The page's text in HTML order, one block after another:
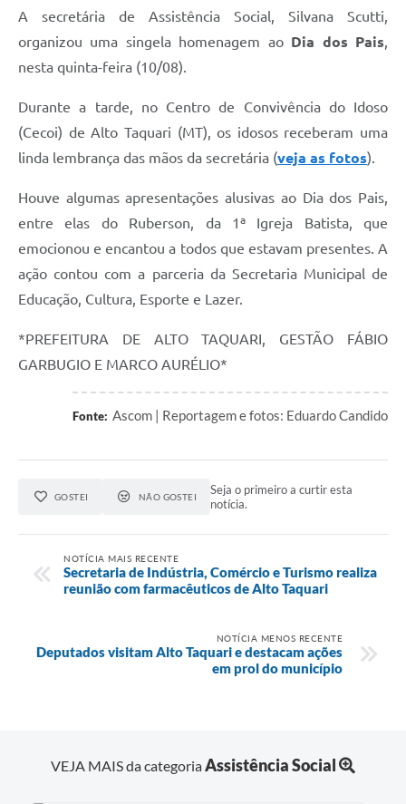
A secretária de Assistência Social, Silvana Scutti,
organizou uma singela homenagem ao Dia dos Pais,
nesta quinta-feira (10/08).
Durante a tarde, no Centro de Convivência do Idoso
(Cecoi) de Alto Taquari (MT), os idosos receberam uma
linda lembrança das mãos da secretária (veja as fotos).
Houve algumas apresentações alusivas ao Dia dos Pais,
entre elas do Ruberson, da 1ª Igreja Batista, que
emocionou e encantou a todos que estavam presentes. A
ação contou com a parceria da Secretaria Municipal de
Educação, Cultura, Esporte e Lazer.
*PREFEITURA DE ALTO TAQUARI, GESTÃO FÁBIO
GARBUGIO E MARCO AURÉLIO*
Fonte: Ascom | Reportagem e fotos: Eduardo Candido
GOSTEI NÃO GOSTEI
Seja o primeiro a curtir esta
notícia.
NOTÍCIA MAIS RECENTE
Secretaria de Indústria, Comércio e Turismo realiza
reunião com farmacêuticos de Alto Taquari
NOTÍCIA MENOS RECENTE
Deputados visitam Alto Taquari e destacam ações
em prol do município
VEJA MAIS da categoriaAssistência Social